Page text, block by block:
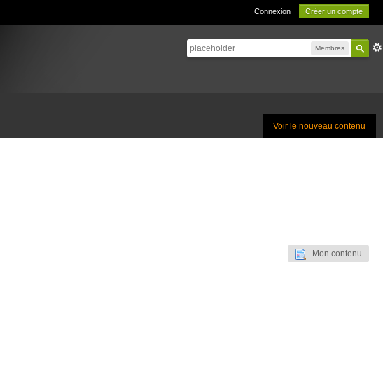
Connexion Créer un compte
Membres
Voir le nouveau contenu
Mon contenu